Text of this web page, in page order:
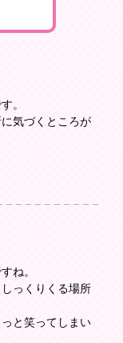
。
気づくところが
ね。
っくりくる場所
っと笑ってしまい